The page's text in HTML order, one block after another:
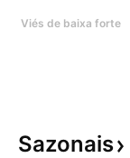
Viés de baixa forte
Sazonais